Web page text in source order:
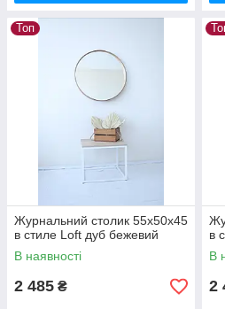
Топ
Журнальний столик 55х50х45
в стиле Loft дуб бежевий
В наявності
2 485 ₴
в
В
2